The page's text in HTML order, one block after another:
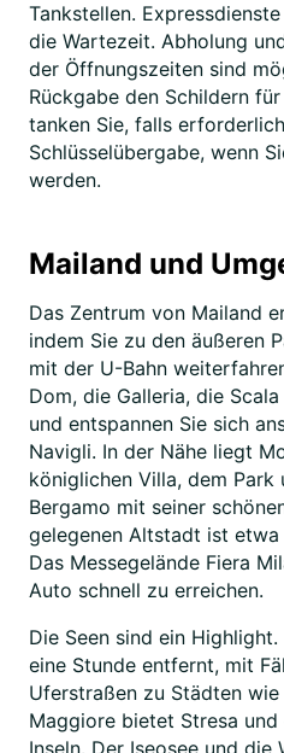
Tankstellen.
die Wartezeit. Abholung
der Öffnungszeiten sind
Rückgabe den Schildern
tanken Sie, falls
Schlüsselübergabe, wenn
werden.
Mailand und
Das Zentrum von Mailand
indem Sie zu den äußeren
mit der U-Bahn
Dom, die Galleria, die
und entspannen Sie sich
Navigli. In der Nähe liegt
königlichen Villa, dem Park
Bergamo mit seiner
gelegenen Altstadt ist
Das Messegelände Fiera
Auto schnell zu erreichen.
Die Seen sind ein
eine Stunde entfernt, mit
Uferstraßen zu Städten
Maggiore bietet Stresa
Inseln. Der Iseosee und die